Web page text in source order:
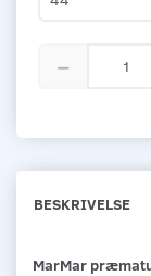
BESKRIVELSE
MarMar